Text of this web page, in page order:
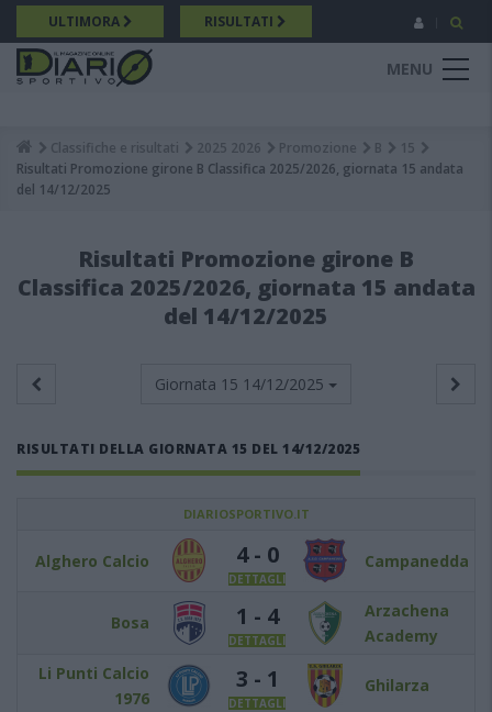
Salta
al
contenuto
principale
ULTIMORA RISULTATI
MENU
Breadcrumb
Classifiche e risultati 2025 2026 Promozione B
15
Risultati Promozione girone B Classifica 2025/2026, giornata 15 andata
del 14/12/2025
Risultati Promozione girone B
Classifica 2025/2026, giornata 15 andata
del 14/12/2025
Giornata 15 14/12/2025
RISULTATI DELLA GIORNATA 15 DEL 14/12/2025
DIARIOSPORTIVO.IT
Alghero Calcio 4 - 0
DETTAGLI
Campanedda
Bosa 1 - 4
DETTAGLI
Arzachena
Academy
Li Punti Calcio
1976
3 - 1
DETTAGLI
Ghilarza